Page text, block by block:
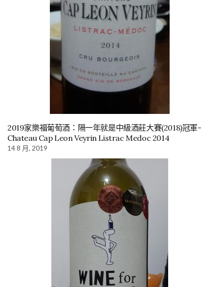
2019家樂福葡萄酒：隔一年就是中級酒莊大賽(2018)冠軍-
Chateau Cap Leon Veyrin Listrac Medoc 2014
14 8 月, 2019